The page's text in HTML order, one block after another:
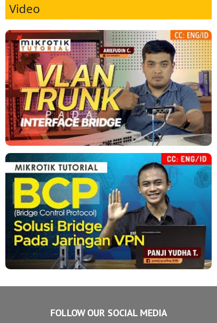
Video
FOLLOW OUR SOCIAL MEDIA